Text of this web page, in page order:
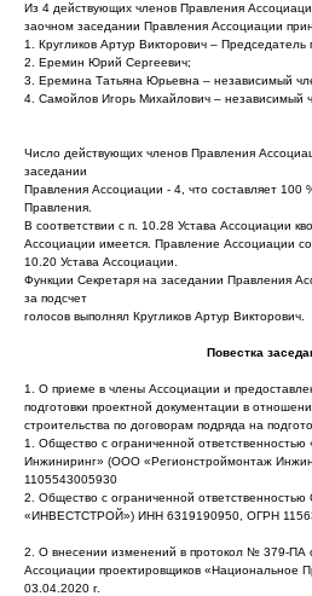
Из 4 действующих членов Правления
заочном заседании Правления Ассоциации
1. Кругликов Артур Викторович – Председатель
2. Еремин Юрий Сергеевич;
3. Еремина Татьяна Юрьевна – независимый
4. Самойлов Игорь Михайлович – независимый
Число действующих членов Правления
заседании
Правления Ассоциации - 4, что составляет 100
Правления.
В соответствии с п. 10.28 Устава Ассоциации
Ассоциации имеется. Правление Ассоциации
10.20 Устава Ассоциации.
Функции Секретаря на заседании Правления
за подсчет
голосов выполнял Кругликов Артур Викторович.
Повестка
1. О приеме в члены Ассоциации и
подготовки проектной документации в
строительства по договорам подряда на
1. Общество с ограниченной
Инжиниринг» (ООО «Регионстроймонтаж
1105543005930
2. Общество с ограниченной
«ИНВЕСТСТРОЙ») ИНН 6319190950, ОГРН
2. О внесении изменений в протокол № 379-ПА
Ассоциации проектировщиков «Национальное
03.04.2020 г.